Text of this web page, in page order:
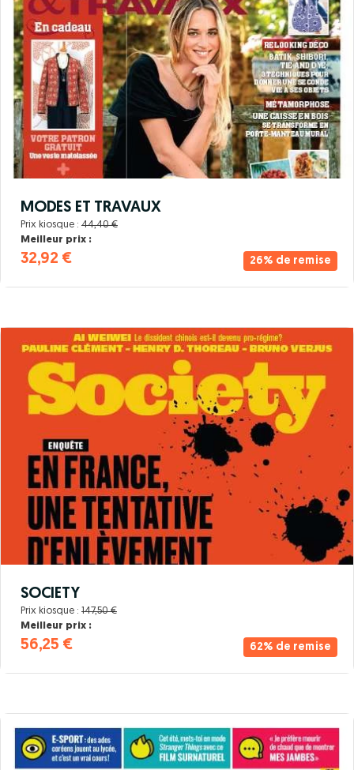
26% de remise
MODES ET TRAVAUX
Prix kiosque : 44,40 €
Meilleur prix :
32,92 €
62% de remise
SOCIETY
Prix kiosque : 147,50 €
Meilleur prix :
56,25 €